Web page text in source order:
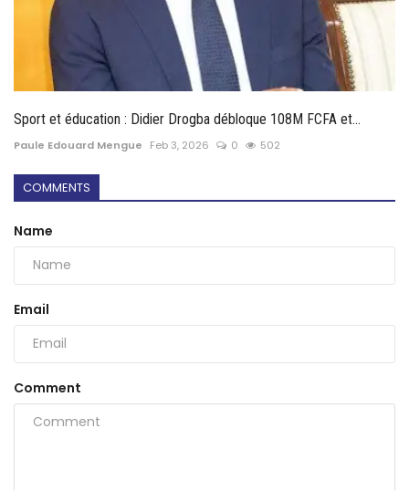
Sport et éducation : Didier Drogba débloque 108M FCFA et...
Paule Edouard Mengue Feb 3, 2026 0 502
COMMENTS
Name
Email
Comment